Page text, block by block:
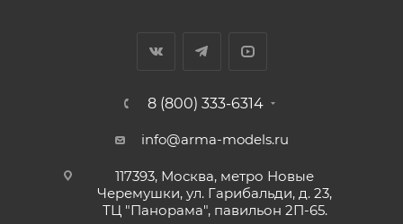
8 (800) 333-6314
info@arma-models.ru
117393, Москва, метро Новые
Черемушки, ул. Гарибальди, д. 23,
ТЦ "Панорама", павильон 2П-65.